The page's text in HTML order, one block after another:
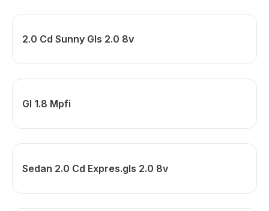
2.0 Cd Sunny Gls 2.0 8v
Gl 1.8 Mpfi
Sedan 2.0 Cd Expres.gls 2.0 8v